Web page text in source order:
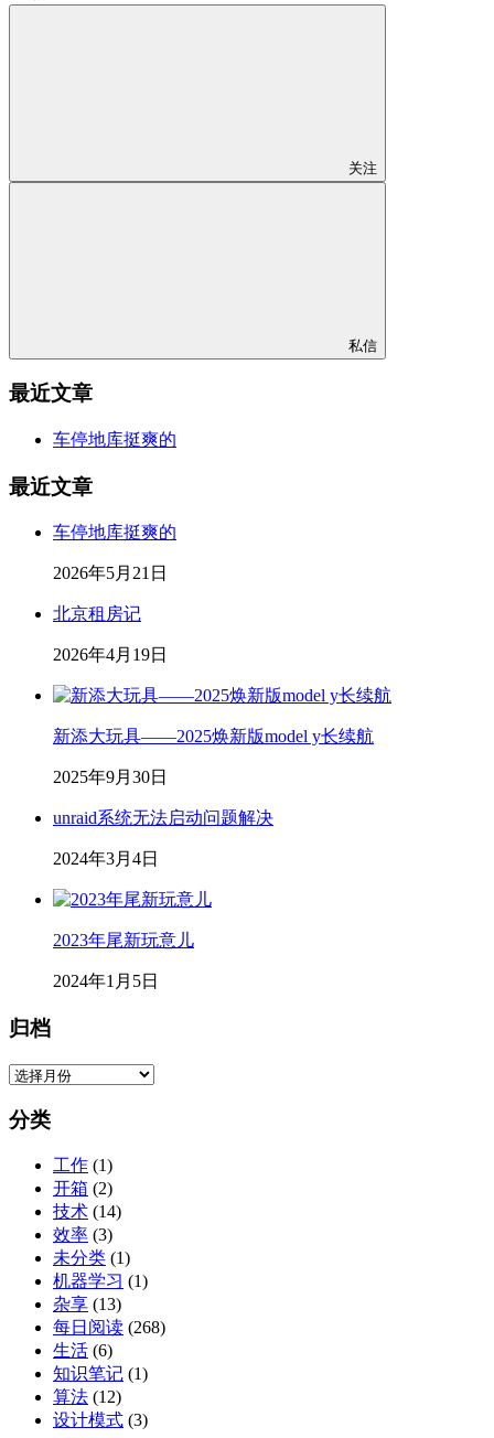
关注
私信
最近文章
车停地库挺爽的
最近文章
车停地库挺爽的
2026年5月21日
北京租房记
2026年4月19日
新添大玩具——2025焕新版model y长续航
2025年9月30日
unraid系统无法启动问题解决
2024年3月4日
2023年尾新玩意儿
2024年1月5日
归档
归
分类
工作 (1)
开箱 (2)
技术 (14)
效率 (3)
未分类 (1)
机器学习 (1)
杂享 (13)
每日阅读 (268)
生活 (6)
知识笔记 (1)
算法 (12)
设计模式 (3)